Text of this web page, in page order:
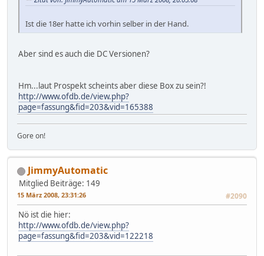
Ist die 18er hatte ich vorhin selber in der Hand.
Aber sind es auch die DC Versionen?
Hm...laut Prospekt scheints aber diese Box zu sein?!
http://www.ofdb.de/view.php?
page=fassung&fid=203&vid=165388
Gore on!
JimmyAutomatic
Mitglied Beiträge: 149
15 März 2008, 23:31:26 #2090
Nö ist die hier:
http://www.ofdb.de/view.php?
page=fassung&fid=203&vid=122218